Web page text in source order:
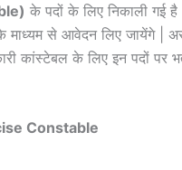
के पदों के लिए निकाली गई
माध्यम से आवेदन लिए जायेंगे |
कांस्टेबल के लिए इन पदों पर
Constable